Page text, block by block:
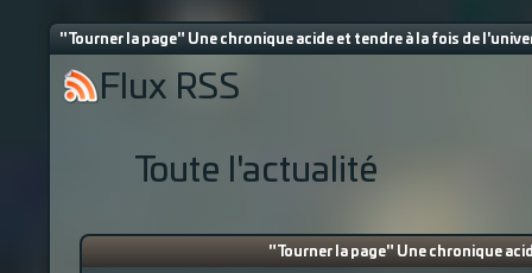
"Tourner la page" Une chronique acide et tendre à la fois de
Flux RSS
Toute l'actualité
"Tourner la page" Une chronique